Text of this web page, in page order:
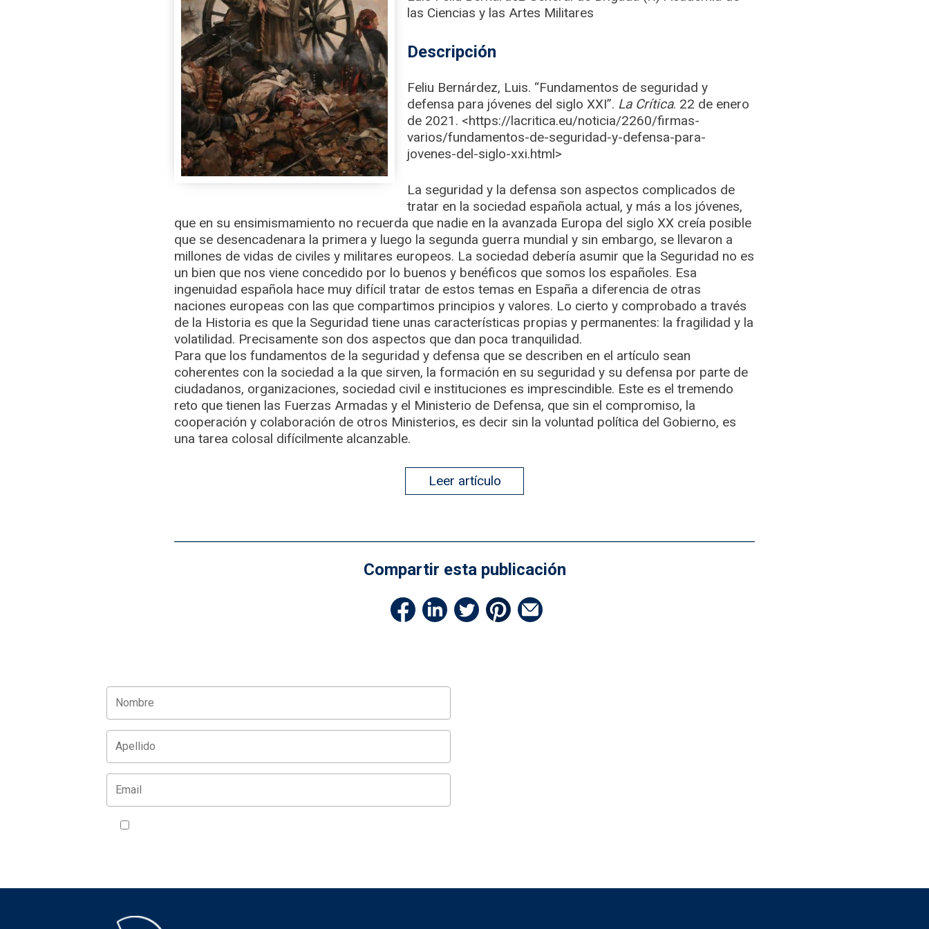
las Ciencias y las Artes Militares
Descripción
Feliu Bernárdez, Luis. “Fundamentos de seguridad y
defensa para jóvenes del siglo XXI”. La Crítica. 22 de enero
de 2021. <https://lacritica.eu/noticia/2260/firmas-
varios/fundamentos-de-seguridad-y-defensa-para-
jovenes-del-siglo-xxi.html>
La seguridad y la defensa son aspectos complicados de
tratar en la sociedad española actual, y más a los jóvenes,
que en su ensimismamiento no recuerda que nadie en la avanzada Europa del siglo XX creía posible
que se desencadenara la primera y luego la segunda guerra mundial y sin embargo, se llevaron a
millones de vidas de civiles y militares europeos. La sociedad debería asumir que la Seguridad no es
un bien que nos viene concedido por lo buenos y benéficos que somos los españoles. Esa
ingenuidad española hace muy difícil tratar de estos temas en España a diferencia de otras
naciones europeas con las que compartimos principios y valores. Lo cierto y comprobado a través
de la Historia es que la Seguridad tiene unas características propias y permanentes: la fragilidad y la
volatilidad. Precisamente son dos aspectos que dan poca tranquilidad.
Para que los fundamentos de la seguridad y defensa que se describen en el artículo sean
coherentes con la sociedad a la que sirven, la formación en su seguridad y su defensa por parte de
ciudadanos, organizaciones, sociedad civil e instituciones es imprescindible. Este es el tremendo
reto que tienen las Fuerzas Armadas y el Ministerio de Defensa, que sin el compromiso, la
cooperación y colaboración de otros Ministerios, es decir sin la voluntad política del Gobierno, es
una tarea colosal difícilmente alcanzable.
Leer artículo
Compartir esta publicación